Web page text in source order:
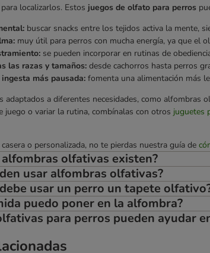
localizarlos. Estos juegos de olfato para perros
buscar snacks entre los tejidos activa la mente,
muy útil para perros con mucha energía, ya que el
se pueden incorporar en rutinas de
las razas y tamaños: desde cachorros hasta perros
más pausada: fomenta una alimentación más
adaptados a diferentes necesidades, como
juego o variar la rutina, combínalas con otros juguetes
o personalizada, no te pierdas nuestra guía de
alfombras olfativas existen?
usar alfombras olfativas?
usar un perro un tapete
puedo poner en la alfombra?
para perros pueden ayudar